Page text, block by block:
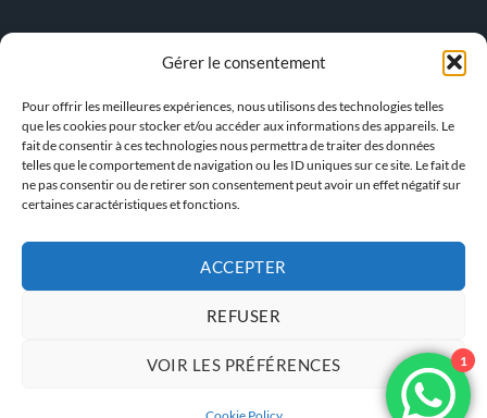
Gérer le consentement
Pour offrir les meilleures expériences, nous utilisons des technologies telles
que les cookies pour stocker et/ou accéder aux informations des appareils. Le
fait de consentir à ces technologies nous permettra de traiter des données
telles que le comportement de navigation ou les ID uniques sur ce site. Le fait de
ne pas consentir ou de retirer son consentement peut avoir un effet négatif sur
certaines caractéristiques et fonctions.
ACCEPTER
REFUSER
VOIR LES PRÉFÉRENCES
Wingfoil
> Our team !
KBS INSTRUCTOR ACCESS
PRIVACY POLICY
1